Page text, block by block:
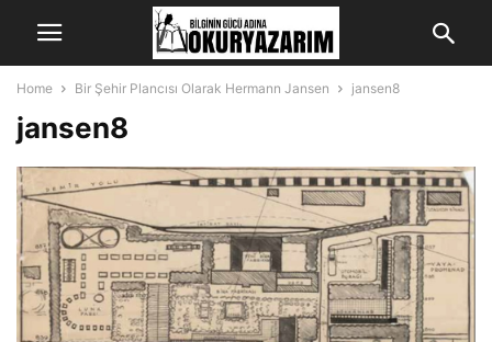
Home Bir Şehir Plancısı Olarak Hermann Jansen jansen8
jansen8